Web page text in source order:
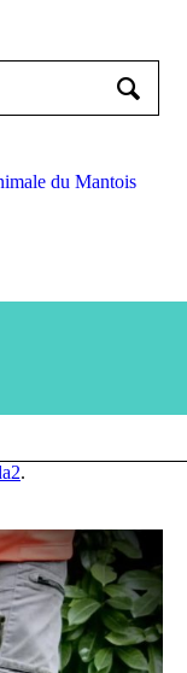
du Mantois
.